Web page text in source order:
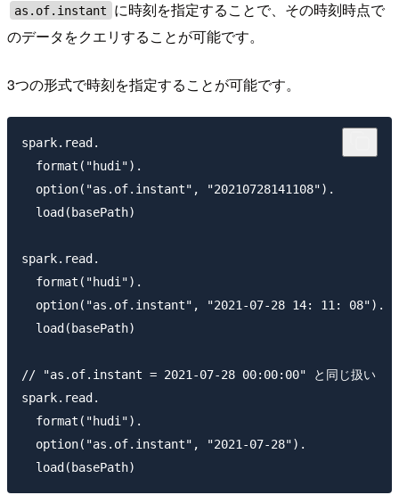
as.of.instant
に時刻を指定することで、その時刻時点で
のデータをクエリすることが可能です。
3つの形式で時刻を指定することが可能です。
spark.read.
  format("hudi").
  option("as.of.instant", "20210728141108").
  load(basePath)
spark.read.
  format("hudi").
  option("as.of.instant", "2021-07-28 14: 11: 08").
  load(basePath)
// "as.of.instant = 2021-07-28 00:00:00" と同じ扱い
spark.read.
  format("hudi").
  option("as.of.instant", "2021-07-28").